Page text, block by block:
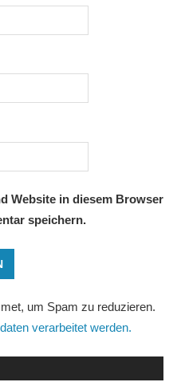
Website in diesem Browser
speichern.
um Spam zu reduzieren.
verarbeitet werden.